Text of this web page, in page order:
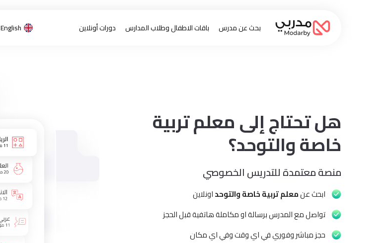
بحث عن مدرس باقات الاطفال وطلاب المدارس دورات أونلاين English
هل تحتاج إلى معلم تربية
خاصة والتوحد؟
منصة معتمدة للتدريس الخصوصي
ابحث عنمعلم تربية خاصة والتوحداونلاين
تواصل مع المدرس برسالة او مكاملة هاتفية قبل الحجز
حجز مباشر وفوري في اي وقت وفي اي مكان